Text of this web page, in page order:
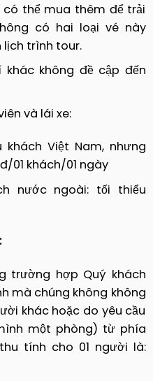
thể mua thêm để trải
có hai loại vé này
lịch trình tour.
không đề cập đến
và lái xe:
Việt Nam, nhưng
01 khách/01 ngày
nước ngoài: tối thiểu
trường hợp Quý khách
mà chúng không không
khác hoặc do yêu cầu
một phòng) từ phía
tính cho 01 người là: